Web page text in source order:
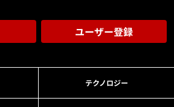
ユーザー登録
テクノロジー